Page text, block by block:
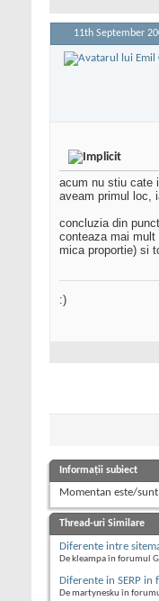
11th September
acum nu stiu cate
aveam primul loc,
concluzia din
conteaza mai mult
mica proportie) si
:)
Informații subiect
Momentan este/
Thread-uri Similare
Diferente intre
De kleampa în forumul
Diferente in SERP
De martynesku în